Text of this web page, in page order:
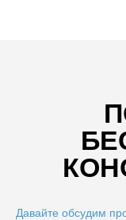
Давайте обсудим